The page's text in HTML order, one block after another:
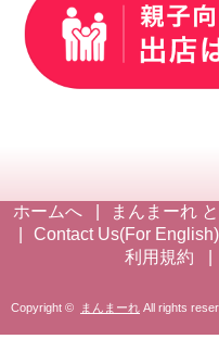
ホームへ まんまーれ
Contact Us(For English)
利用規約
Copyright © まんまーれ All rights